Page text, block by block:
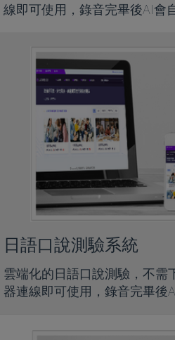
線即可使用，錄音完畢後AI會
日語口說測驗系統
雲端化的日語口說測驗，不需
器連線即可使用，錄音完畢後